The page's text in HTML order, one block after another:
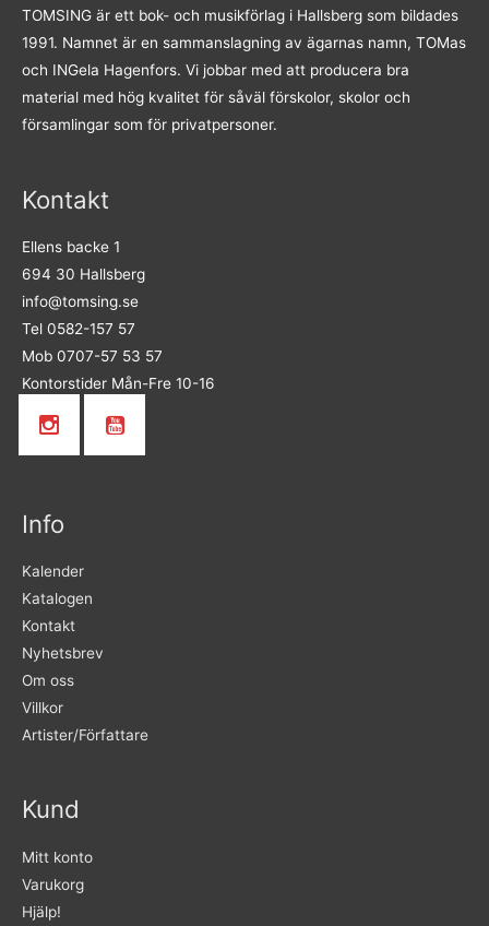
TOMSING är ett bok- och musikförlag i Hallsberg som bildades
1991. Namnet är en sammanslagning av ägarnas namn, TOMas
och INGela Hagenfors. Vi jobbar med att producera bra
material med hög kvalitet för såväl förskolor, skolor och
församlingar som för privatpersoner.
Kontakt
Ellens backe 1
694 30 Hallsberg
info@tomsing.se
Tel 0582-157 57
Mob 0707-57 53 57
Kontorstider Mån-Fre 10-16
Info
Kalender
Katalogen
Kontakt
Nyhetsbrev
Om oss
Villkor
Artister/Författare
Kund
Mitt konto
Varukorg
Hjälp!